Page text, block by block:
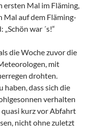
ersten Mal im Fläming,
Mal auf dem Fläming-
„Schön war ´s!“
die Woche zuvor die
mit
drohten.
haben, dass sich die
verhalten
kurz vor Abfahrt
nicht ohne zuletzt